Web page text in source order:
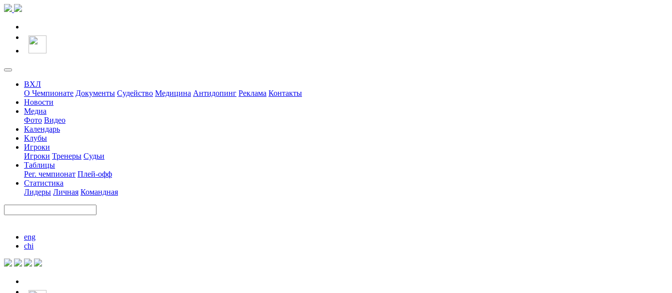
ВХЛ
О Чемпионате Документы Судейство Медицина Антидопинг Реклама Контакты
Новости
Медиа
Фото Видео
Календарь
Клубы
Игроки
Игроки Тренеры Судьи
Таблицы
Рег. чемпионат Плей-офф
Статистика
Лидеры Личная Командная
eng
chi